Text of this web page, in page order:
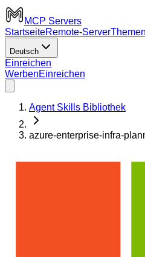
MCP Servers
StartseiteRemote-ServerThemen
Deutsch
Einreichen
WerbenEinreichen
Agent Skills Bibliothek
azure-enterprise-infra-